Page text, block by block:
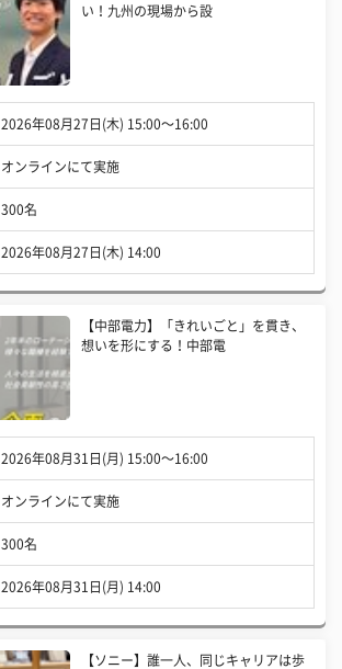
い！九州の現場から設
2026年08月27日(木) 15:00〜16:00
オンラインにて実施
300名
2026年08月27日(木) 14:00
【中部電力】「きれいごと」を貫き、
想いを形にする！中部電
2026年08月31日(月) 15:00〜16:00
オンラインにて実施
300名
2026年08月31日(月) 14:00
【ソニー】誰一人、同じキャリアは歩